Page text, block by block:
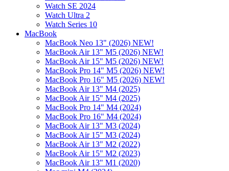
Watch SE 2024
Watch Ultra 2
Watch Series 10
MacBook
MacBook Neo 13" (2026) NEW!
MacBook Air 13" M5 (2026) NEW!
MacBook Air 15" M5 (2026) NEW!
MacBook Pro 14" M5 (2026) NEW!
MacBook Pro 16" M5 (2026) NEW!
MacBook Air 13" M4 (2025)
MacBook Air 15" M4 (2025)
MacBook Pro 14" M4 (2024)
MacBook Pro 16" M4 (2024)
MacBook Air 13" M3 (2024)
MacBook Air 15" M3 (2024)
MacBook Air 13" M2 (2022)
MacBook Air 15" M2 (2023)
MacBook Air 13" M1 (2020)